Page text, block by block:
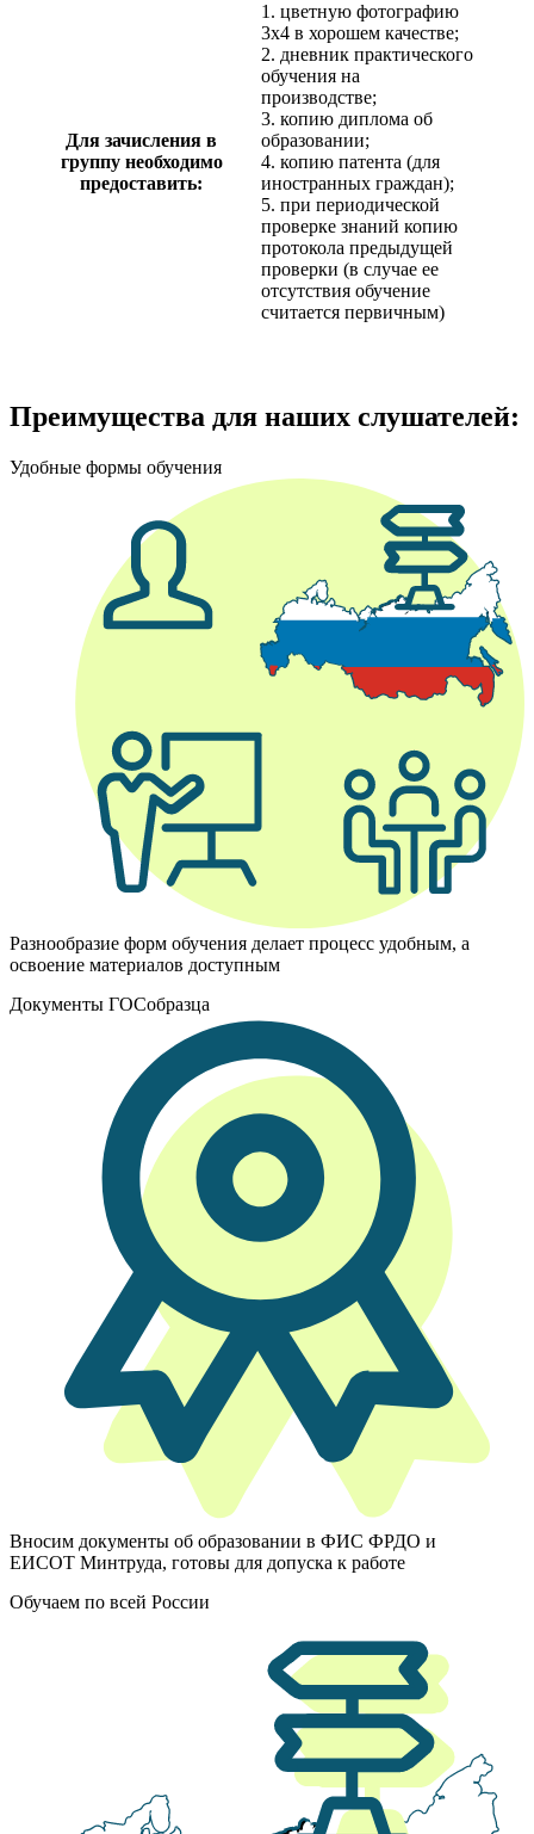
Для зачисления в
группу необходимо
предоставить:
1. цветную фотографию
3х4 в хорошем качестве;
2. дневник практического
обучения на
производстве;
3. копию диплома об
образовании;
4. копию патента (для
иностранных граждан);
5. при периодической
проверке знаний копию
протокола предыдущей
проверки (в случае ее
отсутствия обучение
считается первичным)
Преимущества для наших слушателей:
Удобные формы обучения
Разнообразие форм обучения делает процесс удобным, а
освоение материалов доступным
Документы ГОСобразца
Вносим документы об образовании в ФИС ФРДО и
ЕИСОТ Минтруда, готовы для допуска к работе
Обучаем по всей России